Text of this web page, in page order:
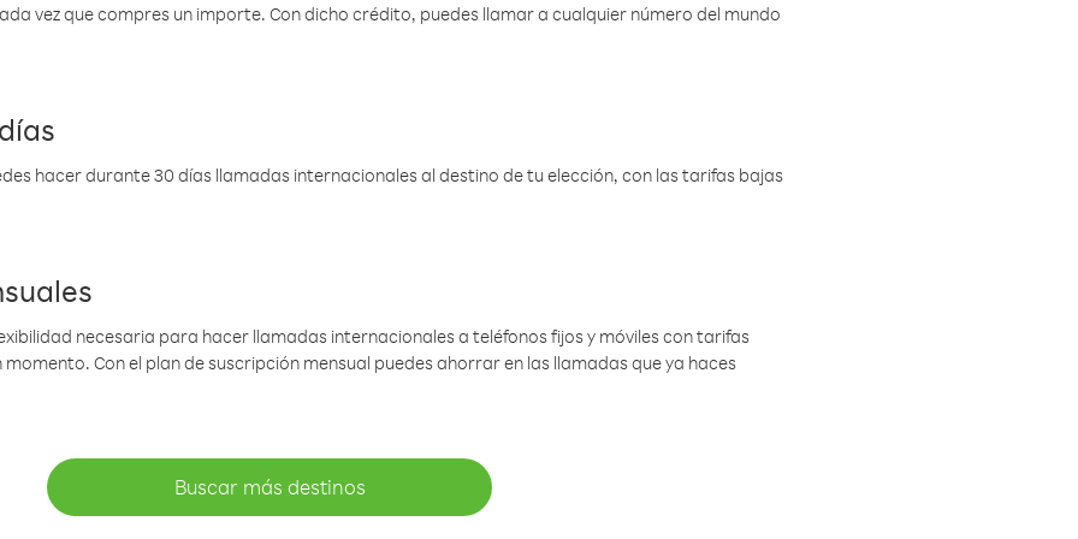
vez que compres un importe. Con dicho crédito, puedes llamar a cualquier número del mundo
hacer durante 30 días llamadas internacionales al destino de tu elección, con las tarifas bajas
necesaria para hacer llamadas internacionales a teléfonos fijos y móviles con tarifas
Con el plan de suscripción mensual puedes ahorrar en las llamadas que ya haces
Buscar más destinos